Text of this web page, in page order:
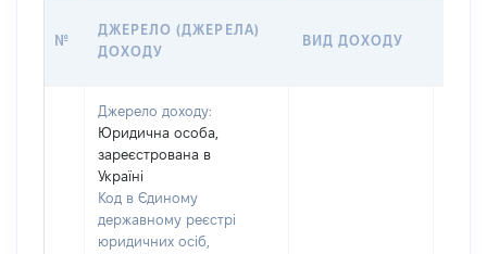
№
ДЖЕРЕЛО (ДЖЕРЕЛА)
ДОХОДУ
ВИД ДОХОДУ
Джерело доходу:
Юридична особа,
зареєстрована в
Україні
Код в Єдиному
державному реєстрі
юридичних осіб,